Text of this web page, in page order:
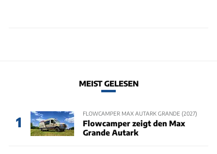
MEIST GELESEN
1
FLOWCAMPER MAX AUTARK GRANDE (2027)
Flowcamper zeigt den Max
Grande Autark